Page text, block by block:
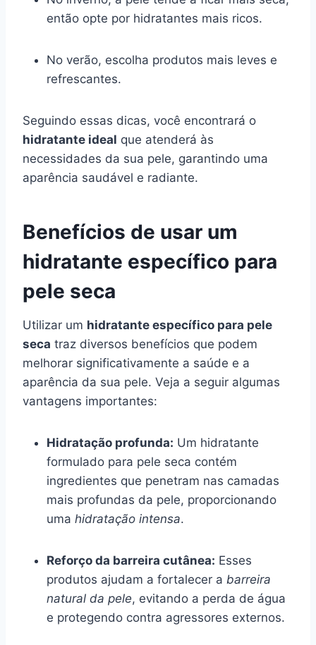
então opte por hidratantes mais ricos.
No verão, escolha produtos mais leves e
refrescantes.
Seguindo essas dicas, você encontrará o
hidratante ideal que atenderá às
necessidades da sua pele, garantindo uma
aparência saudável e radiante.
Benefícios de usar um
hidratante específico para
pele seca
Utilizar um hidratante específico para pele
seca traz diversos benefícios que podem
melhorar significativamente a saúde e a
aparência da sua pele. Veja a seguir algumas
vantagens importantes:
Hidratação profunda: Um hidratante
formulado para pele seca contém
ingredientes que penetram nas camadas
mais profundas da pele, proporcionando
uma hidratação intensa.
Reforço da barreira cutânea: Esses
produtos ajudam a fortalecer a barreira
natural da pele, evitando a perda de água
e protegendo contra agressores externos.